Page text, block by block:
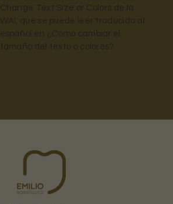
Change Text Size or Colors de la
WAI, que se puede leer traducida al
español en ¿Cómo cambiar el
tamaño del texto o colores?